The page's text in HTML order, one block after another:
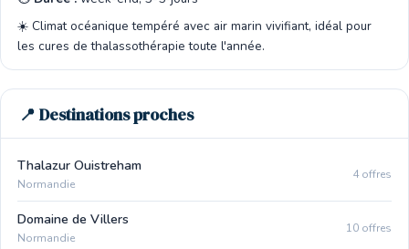
☀️ Climat océanique tempéré avec air marin vivifiant, idéal pour
les cures de thalassothérapie toute l'année.
📍 Destinations proches
Thalazur Ouistreham
Normandie
4 offres
Domaine de Villers
Normandie
10 offres